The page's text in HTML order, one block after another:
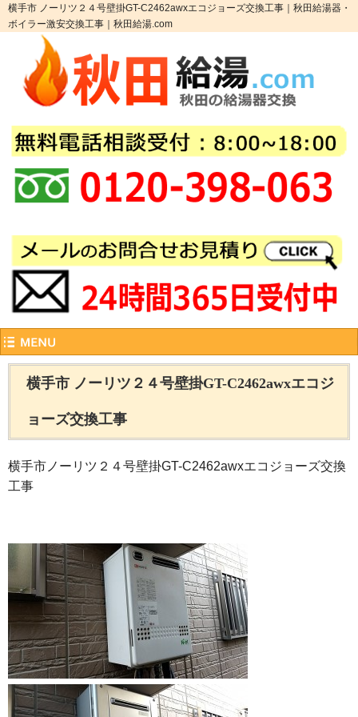
横手市 ノーリツ２４号壁掛GT-C2462awxエコジョーズ交換工事｜秋田給湯器・
ボイラー激安交換工事｜秋田給湯.com
横手市 ノーリツ２４号壁掛GT-C2462awxエコジ
ョーズ交換工事
横手市ノーリツ２４号壁掛GT-C2462awxエコジョーズ交換
工事